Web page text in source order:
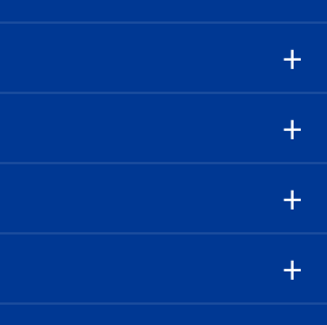
もてなしガイド
ラブ）